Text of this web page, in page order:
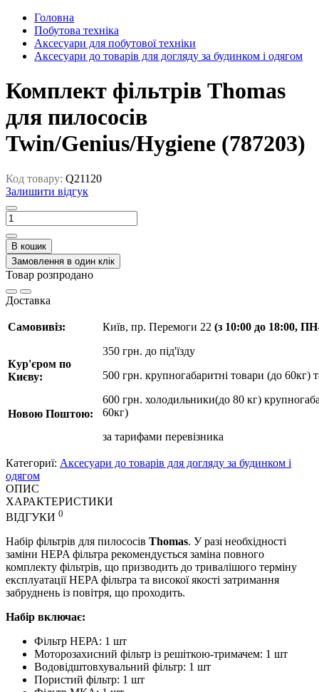
Головна
Побутова техніка
Аксесуари для побутової техніки
Аксесуари до товарів для догляду за будинком і одягом
Комплект фільтрів Thomas
для пилососів
Twin/Genius/Hygiene (787203)
Код товару: Q21120
Залишити відгук
В кошик
Замовлення в один клік
Товар розпродано
Доставка
Самовивіз:
Кур'єром по
Києву:
Новою Поштою:
Київ, пр. Перемоги 22 (з 10:00 до 18:00,
350 грн. до під'їзду
500 грн. крупногабаритні товари (до 60кг)
600 грн. холодильники(до 80 кг)
60кг)
за тарифами перевізника
Категориї: Аксесуари до товарів для догляду за будинком і
одягом
ОПИС
ХАРАКТЕРИСТИКИ
ВІДГУКИ 0
Набір фільтрів для пилососів Thomas. У разі необхідності
заміни HEPA фільтра рекомендується заміна повного
комплекту фільтрів, що призводить до тривалішого терміну
експлуатації HEPA фільтра та високої якості затримання
забруднень із повітря, що проходить.
Набір включає:
Фільтр НЕРА: 1 шт
Моторозахисний фільтр із решіткою-тримачем: 1 шт
Водовідштовхувальний фільтр: 1 шт
Пористий фільтр: 1 шт